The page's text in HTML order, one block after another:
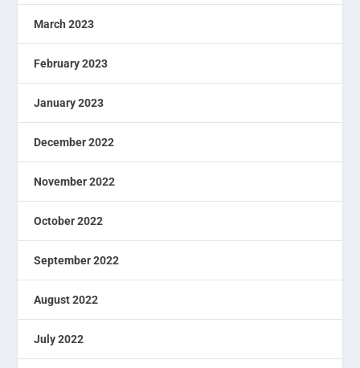
March 2023
February 2023
January 2023
December 2022
November 2022
October 2022
September 2022
August 2022
July 2022